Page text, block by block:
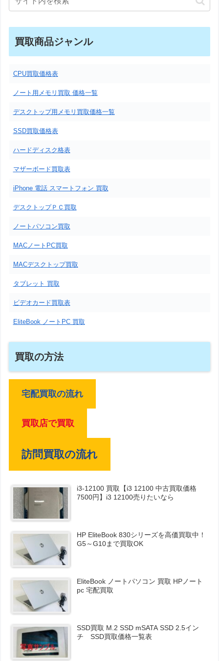
買取商品ジャンル
CPU買取価格表
ノート用メモリ買取 価格一覧
デスクトップ用メモリ買取価格一覧
SSD買取価格表
ハードディスク格表
マザーボード買取表
iPhone 電話 スマートフォン 買取
デスクトップＰＣ買取
ノートパソコン買取
MACノートPC買取
MACデスクトップ買取
タブレット 買取
ビデオカード買取表
EliteBook ノートPC 買取
買取の方法
宅配買取の流れ
買取店で買取
訪問買取の流れ
i3-12100 買取【i3 12100 中古買取価格
7500円】i3 12100売りたいなら
HP EliteBook 830シリーズを高価買取中！
G5～G10まで買取OK
EliteBook ノートパソコン 買取 HPノート
pc 宅配買取
SSD買取 M.2 SSD mSATA SSD 2.5イン
チ SSD買取価格一覧表